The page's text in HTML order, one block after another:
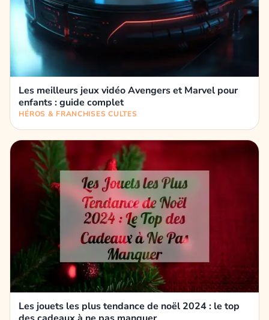
Les meilleurs jeux vidéo Avengers et Marvel pour
enfants : guide complet
HÉROS & FRANCHISES CULTES
Les jouets les plus tendance de noël 2024 : le top